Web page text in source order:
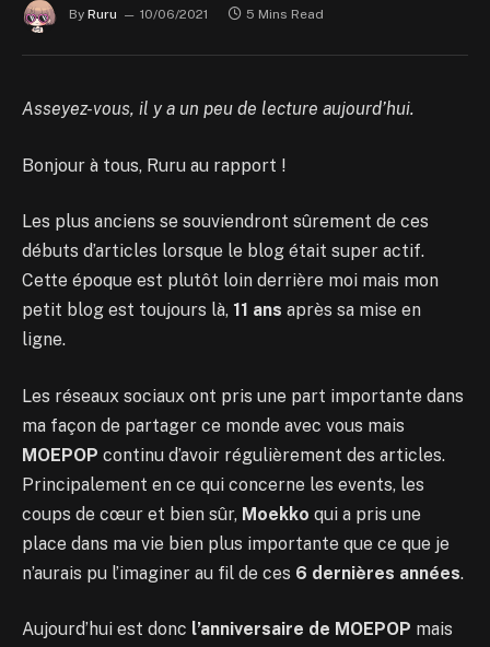
By Ruru 10/06/2021 5 Mins Read
Asseyez-vous, il y a un peu de lecture aujourd’hui.
Bonjour à tous, Ruru au rapport !
Les plus anciens se souviendront sûrement de ces
débuts d’articles lorsque le blog était super actif.
Cette époque est plutôt loin derrière moi mais mon
petit blog est toujours là, 11 ans après sa mise en
ligne.
Les réseaux sociaux ont pris une part importante dans
ma façon de partager ce monde avec vous mais
MOEPOP continu d’avoir régulièrement des articles.
Principalement en ce qui concerne les events, les
coups de cœur et bien sûr, Moekko qui a pris une
place dans ma vie bien plus importante que ce que je
n’aurais pu l’imaginer au fil de ces 6 dernières années.
Aujourd’hui est donc l’anniversaire de MOEPOP mais